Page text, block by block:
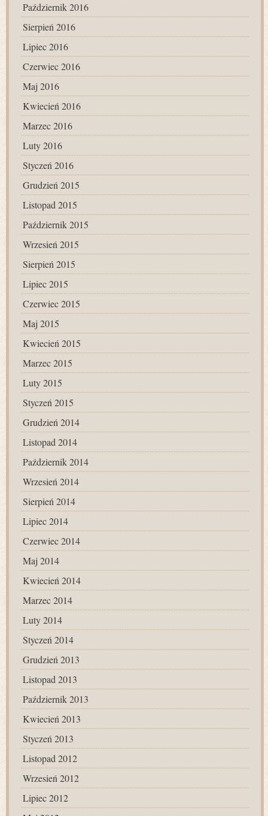
Październik 2016
Sierpień 2016
Lipiec 2016
Czerwiec 2016
Maj 2016
Kwiecień 2016
Marzec 2016
Luty 2016
Styczeń 2016
Grudzień 2015
Listopad 2015
Październik 2015
Wrzesień 2015
Sierpień 2015
Lipiec 2015
Czerwiec 2015
Maj 2015
Kwiecień 2015
Marzec 2015
Luty 2015
Styczeń 2015
Grudzień 2014
Listopad 2014
Październik 2014
Wrzesień 2014
Sierpień 2014
Lipiec 2014
Czerwiec 2014
Maj 2014
Kwiecień 2014
Marzec 2014
Luty 2014
Styczeń 2014
Grudzień 2013
Listopad 2013
Październik 2013
Kwiecień 2013
Styczeń 2013
Listopad 2012
Wrzesień 2012
Lipiec 2012